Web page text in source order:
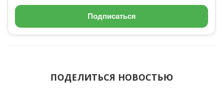
Подписаться
ПОДЕЛИТЬСЯ НОВОСТЬЮ